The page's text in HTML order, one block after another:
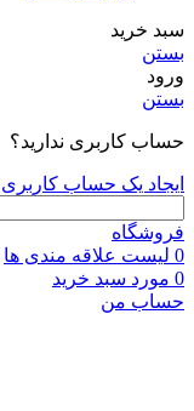
سبد خرید
بستن
ورود
بستن
حساب کاربری ندارید؟
ایجاد یک حساب کاربری
فروشگاه
0 لیست علاقه مندی ها
0 مورد سبد خرید
حساب من